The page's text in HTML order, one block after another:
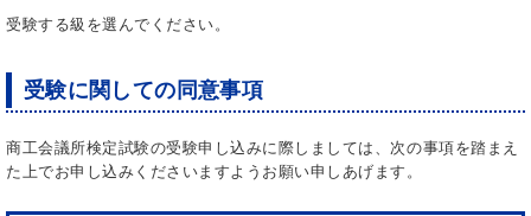
受験する級を選んでください。
受験に関しての同意事項
商工会議所検定試験の受験申し込みに際しましては、次の事項を踏まえ
た上でお申し込みくださいますようお願い申しあげます。